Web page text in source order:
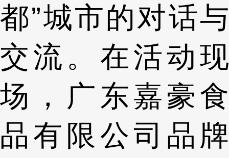
都”城市的对话与
交流。在活动现
场，广东嘉豪食
品有限公司品牌